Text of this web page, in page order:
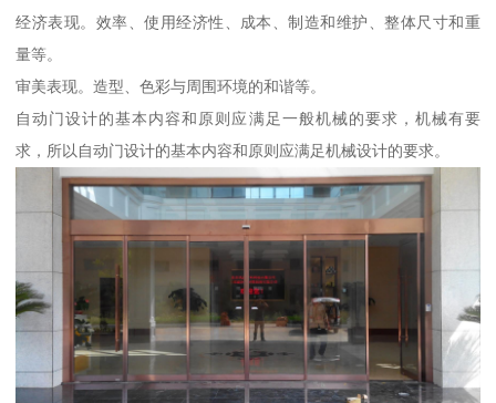
经济表现。效率、使用经济性、成本、制造和维护、整体尺寸和重
量等。
审美表现。造型、色彩与周围环境的和谐等。
自动门设计的基本内容和原则应满足一般机械的要求，机械有要
求，所以自动门设计的基本内容和原则应满足机械设计的要求。